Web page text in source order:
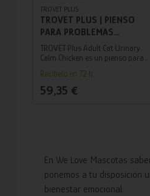
TROVET PLUS
TROVET PLUS | PIENSO
PARA PROBLEMAS
URINARIOS Y ESTRÉS PARA
GATO ADULTO | POLLO 5
KG
TROVET Plus Adult Cat Urinary
Calm Chicken es un pienso para
mantener la salud urinaria y
reduce el estrés, con proteína de
pollo.
Recíbelo en 72 h.
59,35 €
En We Love Mascotas
ponemos a tu disposición
bienestar emocional.